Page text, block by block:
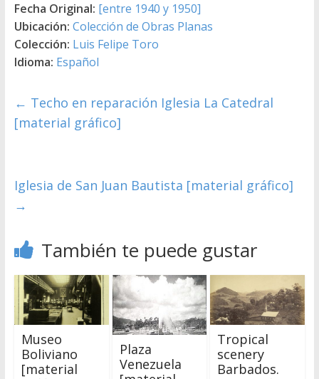
Fecha Original: [entre 1940 y 1950]
Ubicación: Colección de Obras Planas
Colección: Luis Felipe Toro
Idioma: Español
← Techo en reparación Iglesia La Catedral
[material gráfico]
Iglesia de San Juan Bautista [material gráfico]
→
También te puede gustar
Museo
Boliviano
[material
Plaza
Venezuela
Tropical
scenery
Barbados.